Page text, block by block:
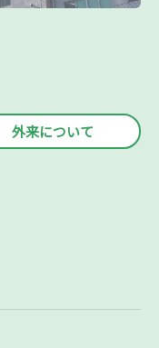
外来について